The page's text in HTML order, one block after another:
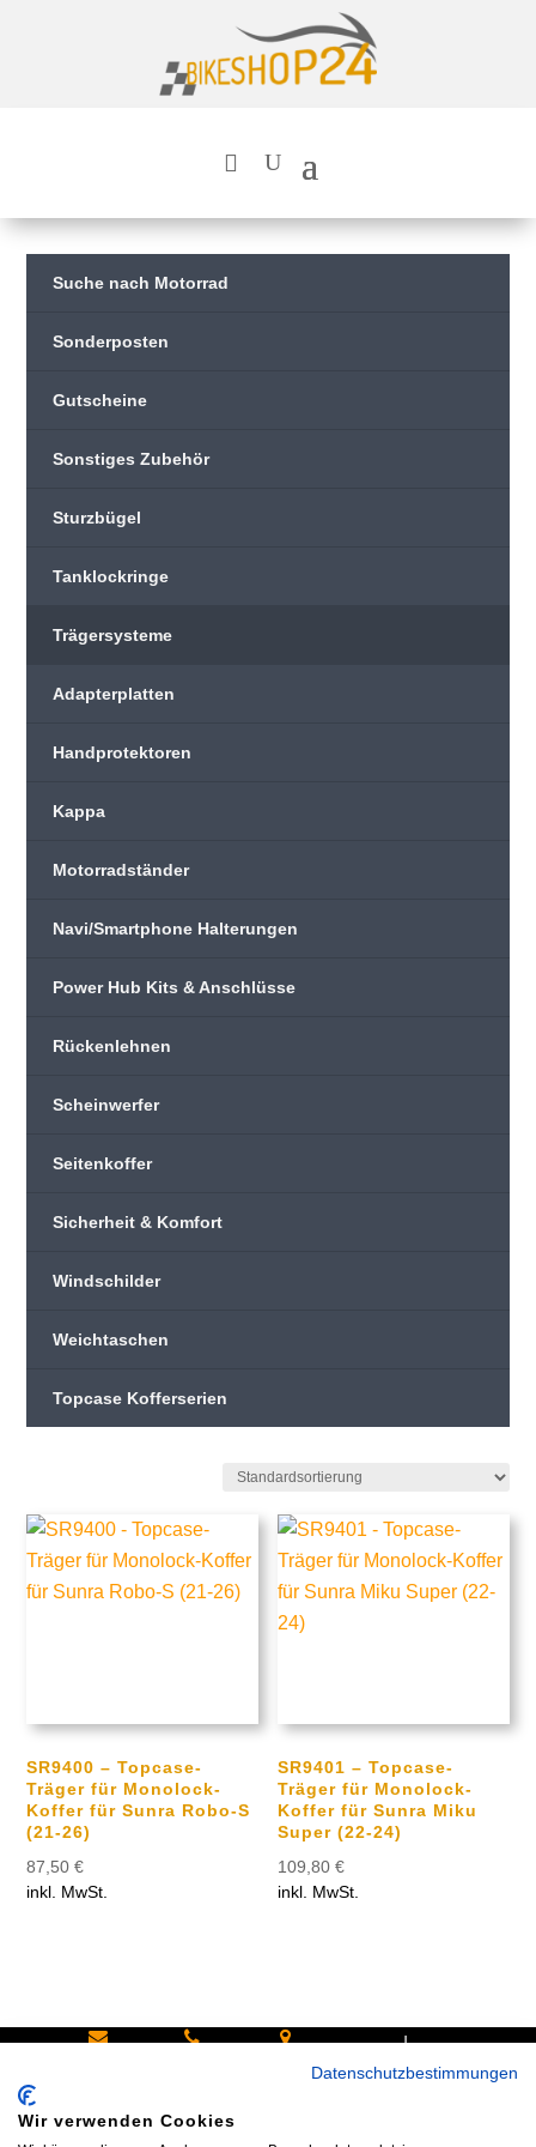
Suche nach Motorrad
Sonderposten
Gutscheine
Sonstiges Zubehör
Sturzbügel
Tanklockringe
Trägersysteme
Adapterplatten
Handprotektoren
Kappa
Motorradständer
Navi/Smartphone Halterungen
Power Hub Kits & Anschlüsse
Rückenlehnen
Scheinwerfer
Seitenkoffer
Sicherheit & Komfort
Windschilder
Weichtaschen
Topcase Kofferserien
SR9400 – Topcase-
Träger für Monolock-
Koffer für Sunra Robo-S
(21-26)
87,50€
inkl. MwSt.
SR9401 – Topcase-
Träger für Monolock-
Koffer für Sunra Miku
Super (22-24)
109,80€
inkl. MwSt.
info@bike
an:
|
Datenschutzbestimmungen
Wir verwenden Cookies